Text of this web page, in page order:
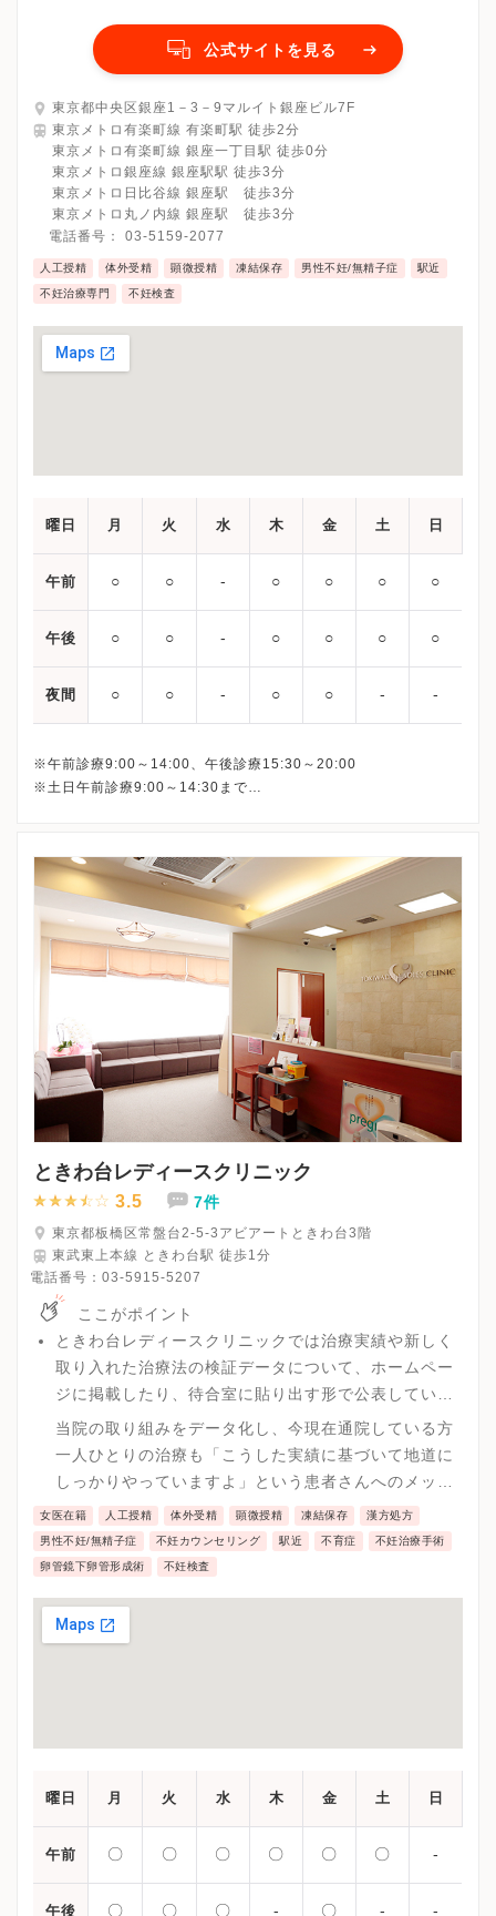
公式サイトを見る
東京都中央区銀座1－3－9マルイト銀座ビル7F
東京メトロ有楽町線 有楽町駅 徒歩2分
東京メトロ有楽町線 銀座一丁目駅 徒歩0分
東京メトロ銀座線 銀座駅駅 徒歩3分
東京メトロ日比谷線 銀座駅 徒歩3分
東京メトロ丸ノ内線 銀座駅 徒歩3分
電話番号： 03-5159-2077
人工授精 体外受精 顕微授精 凍結保存 男性不妊/無精子症 駅近
不妊治療専門 不妊検査
曜日 月 火 水 木 金 土 日
午前 ○ ○ ‐ ○ ○ ○ ○
午後 ○ ○ ‐ ○ ○ ○ ○
夜間 ○ ○ ‐ ○ ○ ‐ ‐
※午前診療9:00～14:00、午後診療15:30～20:00
※土日午前診療9:00～14:30まで
平日午後：19:30
土日： 14:00
ときわ台レディースクリニック
3.5 7件
東京都板橋区常盤台2-5-3アビアートときわ台3階
東武東上本線 ときわ台駅 徒歩1分
電話番号： 03-5915-5207
ここがポイント
ときわ台レディースクリニックでは治療実績や新しく
取り入れた治療法の検証データについて、ホームペー
ジに掲載したり、待合室に貼り出す形で公表していま
す。
当院の取り組みをデータ化し、今現在通院している方
一人ひとりの治療も「こうした実績に基づいて地道に
しっかりやっていますよ」という患者さんへのメッセ
ージとして投げかけています。
女医在籍 人工授精 体外受精 顕微授精 凍結保存 漢方処方
男性不妊/無精子症 不妊カウンセリング 駅近 不育症 不妊治療手術
卵管鏡下卵管形成術 不妊検査
曜日 月 火 水 木 金 土 日
午前 〇 〇 〇 〇 〇 〇 -
午後 〇 〇 〇 - 〇 - -